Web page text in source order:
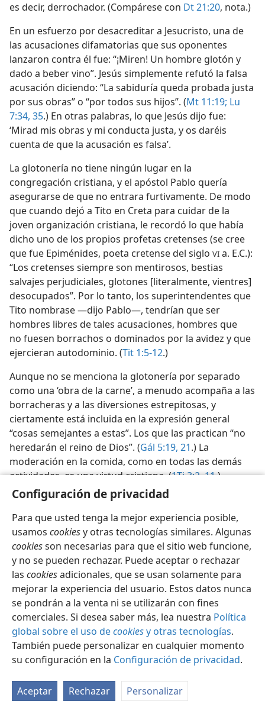
Configuración de privacidad
Para que usted tenga la mejor experiencia posible,
usamos cookiesy otras tecnologías similares. Algunas
cookiesson necesarias para que el sitio web funcione,
y no se pueden rechazar. Puede aceptar o rechazar
las cookiesadicionales, que se usan solamente para
mejorar la experiencia del usuario. Estos datos nunca
se pondrán a la venta ni se utilizarán con fines
comerciales. Si desea saber más, lea nuestra Política
global sobre el uso decookiesy otras tecnologías.
También puede personalizar en cualquier momento
su configuración en la Configuración de privacidad.
Aceptar Rechazar Personalizar
es decir, derrochador. (Compárese con Dt 21:20, nota.)
En un esfuerzo por desacreditar a Jesucristo, una de
las acusaciones difamatorias que sus oponentes
lanzaron contra él fue: “¡Miren! Un hombre glotón y
dado a beber vino”. Jesús simplemente refutó la falsa
acusación diciendo: “La sabiduría queda probada justa
por sus obras” o “por todos sus hijos”. (Mt 11:19; Lu
7:34, 35.) En otras palabras, lo que Jesús dijo fue:
‘Mirad mis obras y mi conducta justa, y os daréis
cuenta de que la acusación es falsa’.
La glotonería no tiene ningún lugar en la
congregación cristiana, y el apóstol Pablo quería
asegurarse de que no entrara furtivamente. De modo
que cuando dejó a Tito en Creta para cuidar de la
joven organización cristiana, le recordó lo que había
dicho uno de los propios profetas cretenses (se cree
que fue Epiménides, poeta cretense del siglo VI a. E.C.):
“Los cretenses siempre son mentirosos, bestias
salvajes perjudiciales, glotones [literalmente, vientres]
desocupados”. Por lo tanto, los superintendentes que
Tito nombrase —dijo Pablo—, tendrían que ser
hombres libres de tales acusaciones, hombres que
no fuesen borrachos o dominados por la avidez y que
ejercieran autodominio. (Tit 1:5-12.)
Aunque no se menciona la glotonería por separado
como una ‘obra de la carne’, a menudo acompaña a las
borracheras y a las diversiones estrepitosas, y
ciertamente está incluida en la expresión general
“cosas semejantes a estas”. Los que las practican “no
heredarán el reino de Dios”. (Gál 5:19, 21.) La
moderación en la comida, como en todas las demás
actividades, es una virtud cristiana. (1Ti 3:2,11.)
Español Compartir Configuración
Copyright© 2026 Watch Tower Bible and Tract Society of Pennsylvania
Condiciones de uso
Política de privacidad
Configuración de privacidad
JW.ORG Iniciar sesión